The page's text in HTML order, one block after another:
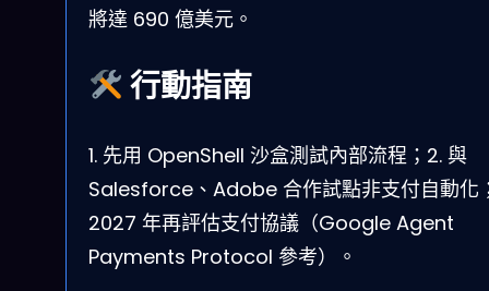
將達 690 億美元。
行動指南
1. 先用 OpenShell 沙盒測試內部流程；2. 與
Salesforce、Adobe 合作試點非支付自動化
2027 年再評估支付協議（Google Agent
Payments Protocol 參考）。